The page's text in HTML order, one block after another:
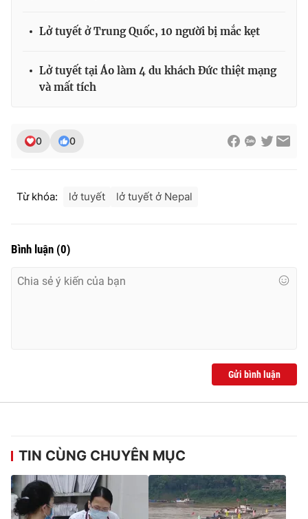
Liên hệ tòa soạn
Cơ quan báo chí:Thời báo VTV
Liên hệ quảng cáo:024-7300.7108
Lở tuyết ở Trung Quốc, 10 người bị mắc kẹt
Lở tuyết tại Áo làm 4 du khách Đức thiệt mạng
và mất tích
0 0
Từ khóa: lở tuyết lở tuyết ở Nepal
Bình luận (0)
Gửi bình luận
TIN CÙNG CHUYÊN MỤC